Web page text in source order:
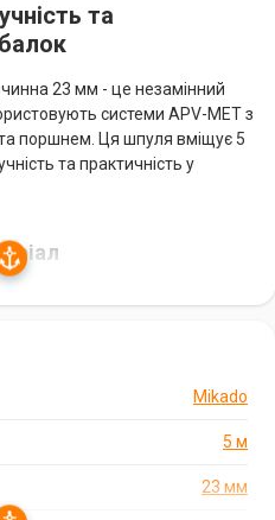
та
23 мм - це незамінний
системи APV-MET з
поршнем. Ця шпуля вміщує 5
та практичність у
не залишаючи слідів, що
варіантах швидкості
обрати оптимальний
Mikado
5 м
23 мм